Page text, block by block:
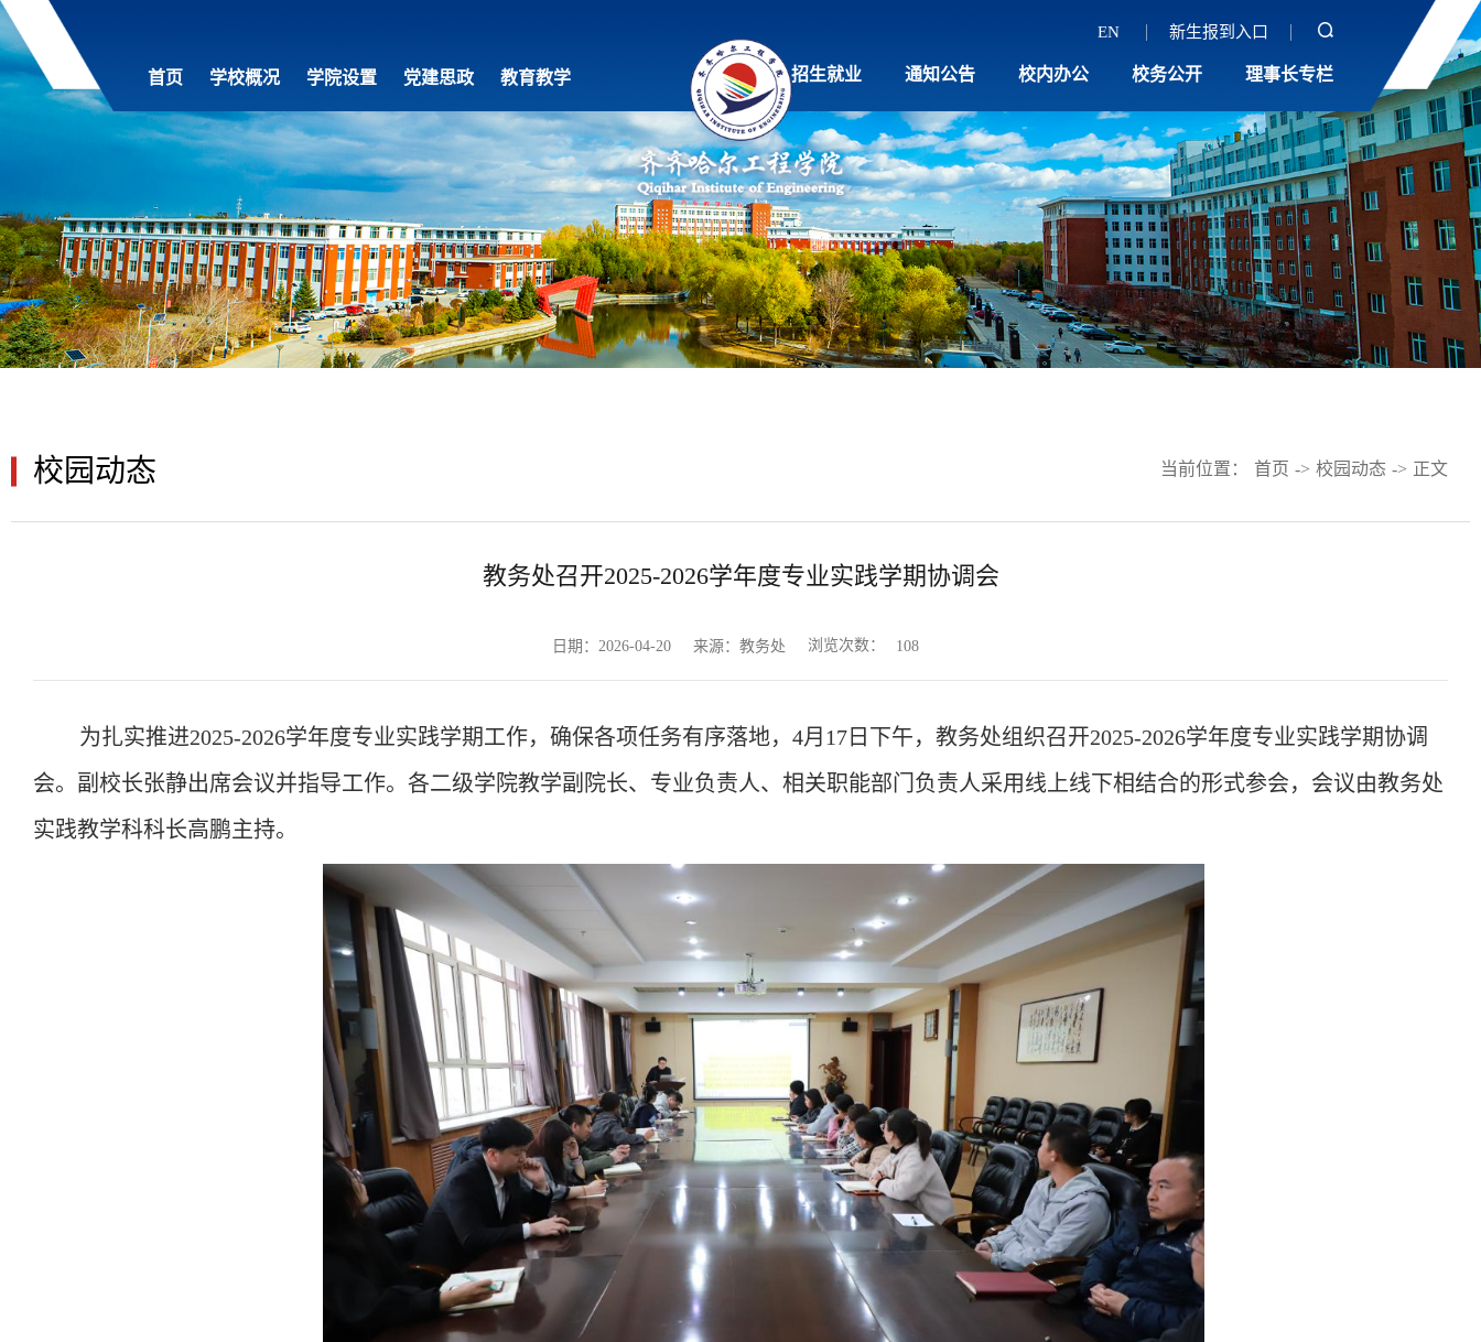
首页 学校概况 学院设置 党建思政 教育教学
EN 新生报到入口
招生就业 通知公告 校内办公 校务公开 理事长专栏
校园动态 当前位置： 首页 -> 校园动态 -> 正文
教务处召开2025-2026学年度专业实践学期协调会
日期：2026-04-20 来源：教务处 浏览次数： 108
为扎实推进2025-2026学年度专业实践学期工作，确保各项任务有序落地，4月17日下午，教务处组织召开2025-2026学年度专业实践学期协调
会。副校长张静出席会议并指导工作。各二级学院教学副院长、专业负责人、相关职能部门负责人采用线上线下相结合的形式参会，会议由教务处
实践教学科科长高鹏主持。